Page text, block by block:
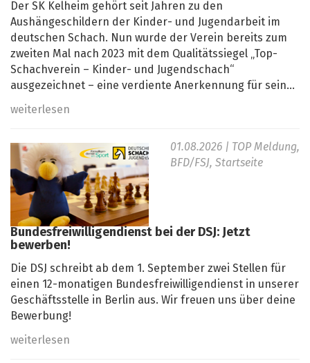
Der SK Kelheim gehört seit Jahren zu den
Aushängeschildern der Kinder- und Jugendarbeit im
deutschen Schach. Nun wurde der Verein bereits zum
zweiten Mal nach 2023 mit dem Qualitätssiegel „Top-
Schachverein – Kinder- und Jugendschach“
ausgezeichnet – eine verdiente Anerkennung für sein...
weiterlesen
01.08.2026 | TOP Meldung,
BFD/FSJ, Startseite
Bundesfreiwilligendienst bei der DSJ: Jetzt
bewerben!
Die DSJ schreibt ab dem 1. September zwei Stellen für
einen 12-monatigen Bundesfreiwilligendienst in unserer
Geschäftsstelle in Berlin aus. Wir freuen uns über deine
Bewerbung!
weiterlesen